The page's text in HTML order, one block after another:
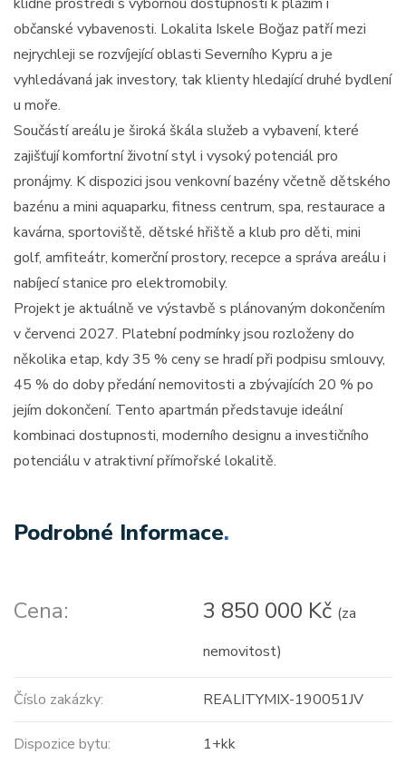
občanské vybavenosti. Lokalita Iskele Boğaz patří mezi
nejrychleji se rozvíjející oblasti Severního Kypru a je
vyhledávaná jak investory, tak klienty hledající druhé bydlení
u moře.
Součástí areálu je široká škála služeb a vybavení, které
zajišťují komfortní životní styl i vysoký potenciál pro
pronájmy. K dispozici jsou venkovní bazény včetně dětského
bazénu a mini aquaparku, fitness centrum, spa, restaurace a
kavárna, sportoviště, dětské hřiště a klub pro děti, mini
golf, amfiteátr, komerční prostory, recepce a správa areálu i
nabíjecí stanice pro elektromobily.
Projekt je aktuálně ve výstavbě s plánovaným dokončením
v červenci 2027. Platební podmínky jsou rozloženy do
několika etap, kdy 35 % ceny se hradí při podpisu smlouvy,
45 % do doby předání nemovitosti a zbývajících 20 % po
jejím dokončení. Tento apartmán představuje ideální
kombinaci dostupnosti, moderního designu a investičního
potenciálu v atraktivní přímořské lokalitě.
Podrobné Informace.
Cena: 3 850 000 Kč (za
nemovitost)
Číslo zakázky: REALITYMIX-190051JV
Dispozice bytu: 1+kk